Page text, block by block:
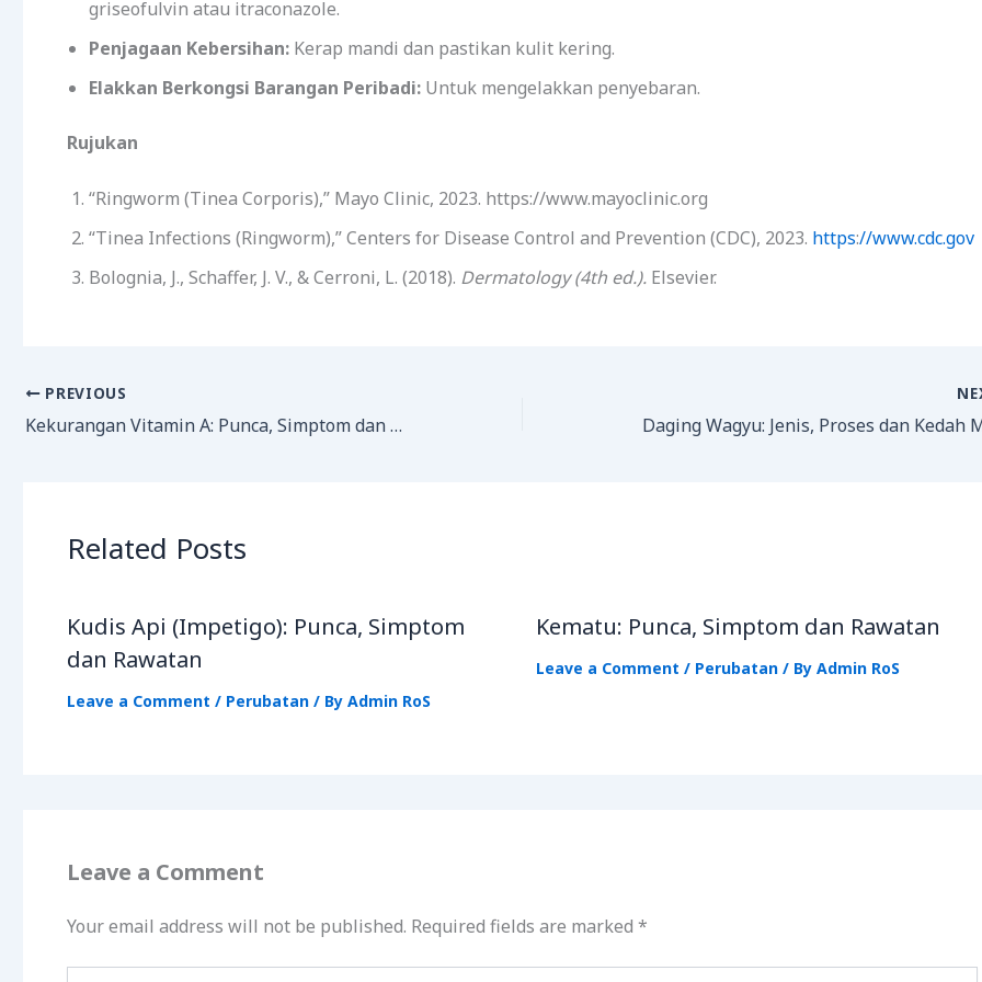
griseofulvin atau itraconazole.
Penjagaan Kebersihan: Kerap mandi dan pastikan kulit kering.
Elakkan Berkongsi Barangan Peribadi: Untuk mengelakkan penyebaran.
Rujukan
“Ringworm (Tinea Corporis),” Mayo Clinic, 2023. https://www.mayoclinic.org
“Tinea Infections (Ringworm),” Centers for Disease Control and Prevention (CDC), 2023. https://www.cdc.gov
Bolognia, J., Schaffer, J. V., & Cerroni, L. (2018). Dermatology (4th ed.). Elsevier.
PREVIOUS
Kekurangan Vitamin A: Punca, Simptom dan Rawatan
Related Posts
Kudis Api (Impetigo): Punca, Simptom
dan Rawatan
Leave a Comment / Perubatan / By Admin RoS
Kematu: Punca, Simptom dan Rawatan
Leave a Comment / Perubatan / ByAdmin RoS
Leave a Comment
Your email address will not be published. Required fields are marked *